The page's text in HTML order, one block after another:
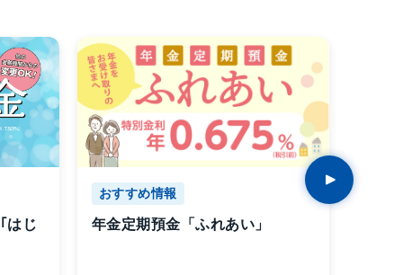
はじ
おすすめ情報
年金定期預金「ふれあい」